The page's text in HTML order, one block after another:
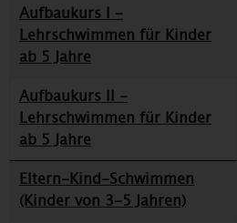
Aufbaukurs I -
Lehrschwimmen für Kinder
ab 5 Jahre
Aufbaukurs II -
Lehrschwimmen für Kinder
ab 5 Jahre
Eltern-Kind-Schwimmen
(Kinder von 3-5 Jahren)